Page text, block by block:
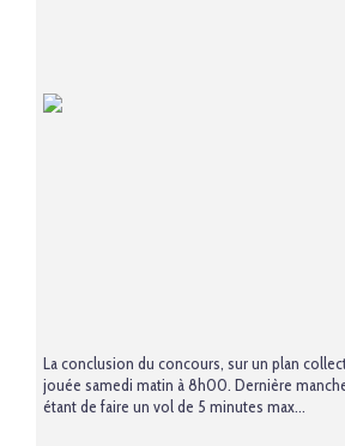
La conclusion du concours, sur un plan
jouée samedi matin à 8h00. Dernière
étant de faire un vol de 5 minutes max...